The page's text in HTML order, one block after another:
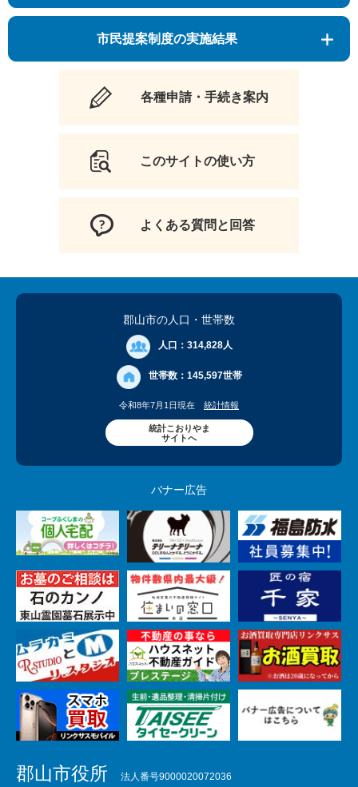
市民提案制度の実施結果
各種申請・手続き案内
このサイトの使い方
よくある質問と回答
郡山市の人口 ・世帯数
人口： 314,828人
世帯数： 145,597世帯
令和8年7月1日現在 統計情報
統計こおりやま
サイトへ
バナー広告
郡山市役所 法人番号9000020072036